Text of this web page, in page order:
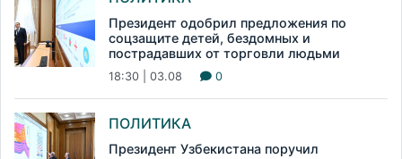
Президент одобрил предложения по
соцзащите детей, бездомных и
пострадавших от торговли людьми
18:30 | 03.08 0
ПОЛИТИКА
Президент Узбекистана поручил